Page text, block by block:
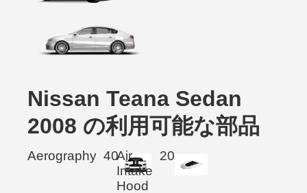
Nissan Teana Sedan
2008 の利用可能な部品
Aerography 40Air
Intake
Hood
20